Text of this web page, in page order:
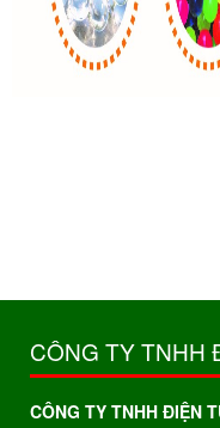
CÔNG TY TNHH
CÔNG TY TNHH ĐIỆN